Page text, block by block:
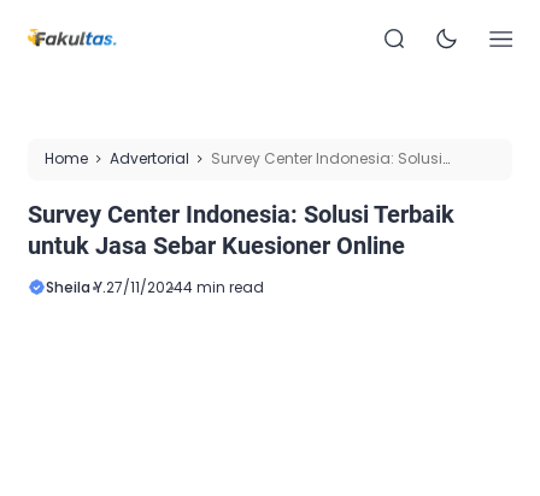
Home Advertorial
Survey Center Indonesia: Solusi
Survey Center Indonesia: Solusi Terbaik
untuk Jasa Sebar Kuesioner Online
Sheila Y.27/11/20244 min read